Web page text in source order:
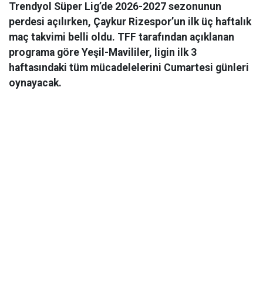
Trendyol Süper Lig’de 2026-2027 sezonunun
perdesi açılırken, Çaykur Rizespor’un ilk üç haftalık
maç takvimi belli oldu. TFF tarafından açıklanan
programa göre Yeşil-Mavililer, ligin ilk 3
haftasındaki tüm mücadelelerini Cumartesi günleri
oynayacak.